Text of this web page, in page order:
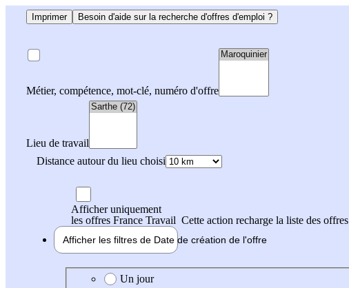
Imprimer Besoin d'aide sur la recherche d'offres d'emploi ?
Métier, compétence, mot-clé, numéro d'offre
Lieu de travail
Distance autour du lieu choisi
Afficher uniquement
les offres France Travail Cette action recharge la liste des offres
Afficher les filtres de Date de création de l'offre
Date de création de l'offre
Un jour